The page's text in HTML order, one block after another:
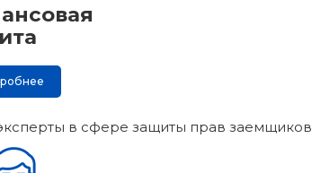
в сфере защиты прав заемщиков